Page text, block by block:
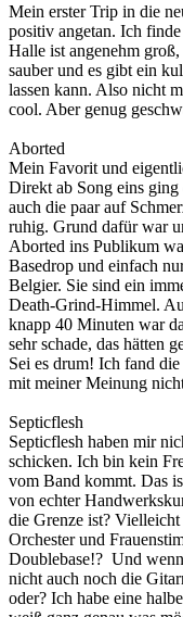
Mein erster Trip in die
positiv angetan. Ich
Halle ist angenehm
sauber und es gibt ein
lassen kann. Also nicht
cool. Aber genug
Aborted
Mein Favorit und
Direkt ab Song eins
auch die paar auf
ruhig. Grund dafür war
Aborted ins Publikum
Basedrop und einfach
Belgier. Sie sind ein
Death-Grind-Himmel.
knapp 40 Minuten war
sehr schade, das hätten
Sei es drum! Ich fand
mit meiner Meinung
Septicflesh
Septicflesh haben mir
schicken. Ich bin kein
vom Band kommt. Das
von echter
die Grenze ist?
Orchester und
Doublebase!? Und
nicht auch noch die
oder? Ich habe eine